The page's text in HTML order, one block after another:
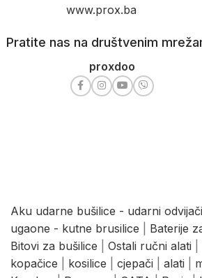
www.prox.ba
Pratite nas na društvenim
proxdoo
Aku udarne bušilice - udarni odvijači
ugaone - kutne brusilice
Baterije
Bitovi za bušilice
Ostali ručni alati
kopačice
kosilice cjepači alati